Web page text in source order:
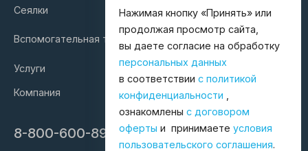
Сеялки
Вспомогательная техника
Услуги
Компания
8-800-600-8998
Нажимая кнопку «Принять» или
продолжая просмотр сайта,
вы даете согласие на обработку
персональных данных
в соответствии с политикой
конфиденциальности
ознакомлены с договором
оферты и принимаете условия
пользовательского соглашения.